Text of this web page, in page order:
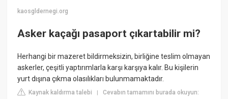
kaosgldernegi.org
Asker kaçağı pasaport çıkartabilir mi?
Herhangi bir mazeret bildirmeksizin, birliğine teslim olmayan
askerler, çeşitli yaptırımlarla karşı karşıya kalır. Bu kişilerin
yurt dışına çıkma olasılıkları bulunmamaktadır.
Kaynak kaldırma talebi |Cevabın tamamını burada okuyun: